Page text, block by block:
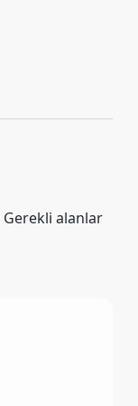
Gerekli alanlar